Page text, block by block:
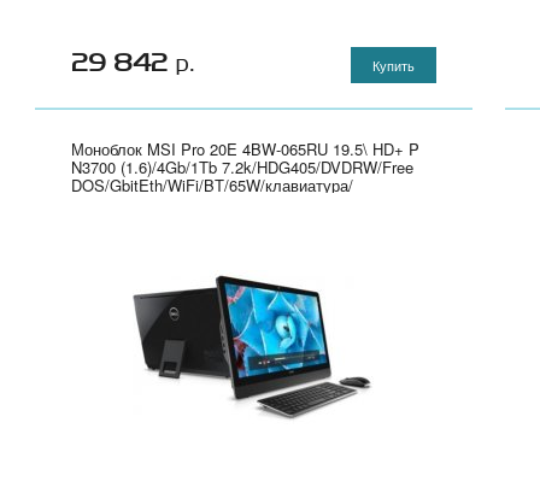
29 842 р. Купить
Моноблок MSI Pro 20E 4BW-065RU 19.5\ HD+ P
N3700 (1.6)/4Gb/1Tb 7.2k/HDG405/DVDRW/Free
DOS/GbitEth/WiFi/BT/65W/клавиатура/